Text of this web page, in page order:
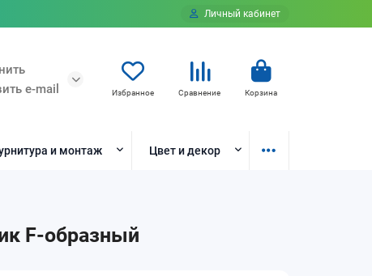
Личный кабинет
e-mail
Избранное Сравнение Корзина
и монтаж Цвет и декор
F-образный